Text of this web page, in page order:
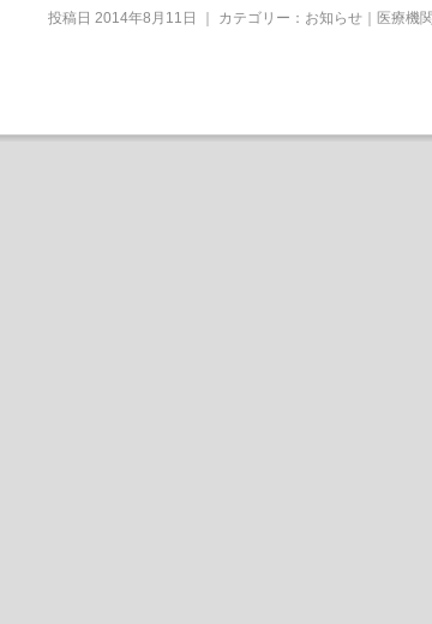
投稿日 2014年8月11日 ｜ カテゴリー： お知らせ｜医療機